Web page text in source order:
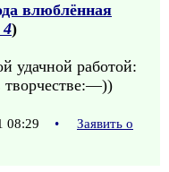
влюблённая
4)
удачной работой:
08:29 •
Заявить о